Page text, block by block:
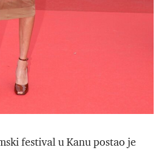
festival u Kanu postao je